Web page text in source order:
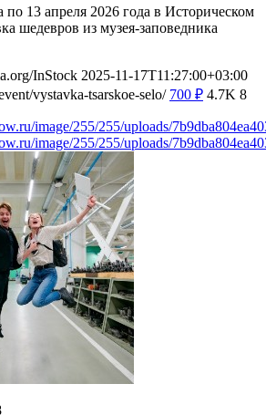
по 13 апреля 2026 года в Историческом
шедевров из музея-заповедника
InStock 2025-11-17T11:27:00+03:00
vystavka-tsarskoe-selo/ 700 ₽ 4.7K 8
image/255/255/uploads/
image/255/255/uploads/